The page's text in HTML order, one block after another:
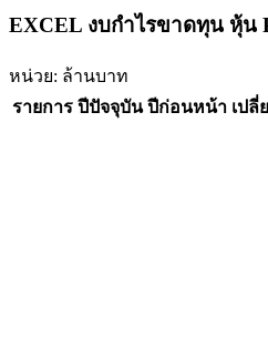
EXCEL งบกำไรขาดทุน หุ้น
หน่วย: ล้านบาท
รายการ ปีปัจจุบัน ปีก่อนหน้า เปลี่